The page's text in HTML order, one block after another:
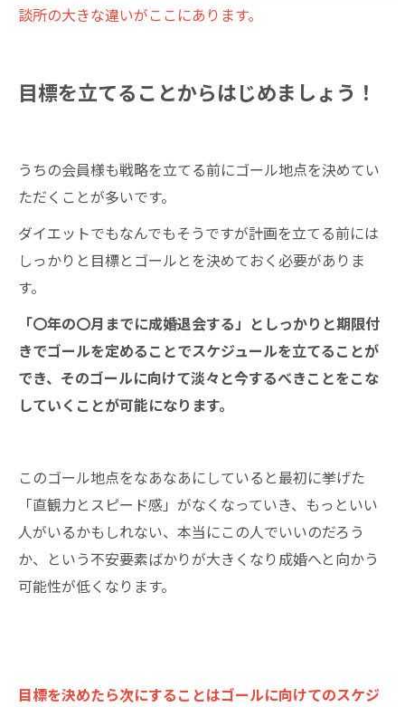
談所の大きな違いがここにあります。
目標を立てることからはじめましょう！
うちの会員様も戦略を立てる前にゴール地点を決めてい
ただくことが多いです。
ダイエットでもなんでもそうですが計画を立てる前には
しっかりと目標とゴールとを決めておく必要がありま
す。
「〇年の〇月までに成婚退会する」としっかりと期限付
きでゴールを定めることでスケジュールを立てることが
でき、そのゴールに向けて淡々と今するべきことをこな
していくことが可能になります。
このゴール地点をなあなあにしていると最初に挙げた
「直観力とスピード感」がなくなっていき、もっといい
人がいるかもしれない、本当にこの人でいいのだろう
か、という不安要素ばかりが大きくなり成婚へと向かう
可能性が低くなります。
目標を決めたら次にすることはゴールに向けてのスケジ